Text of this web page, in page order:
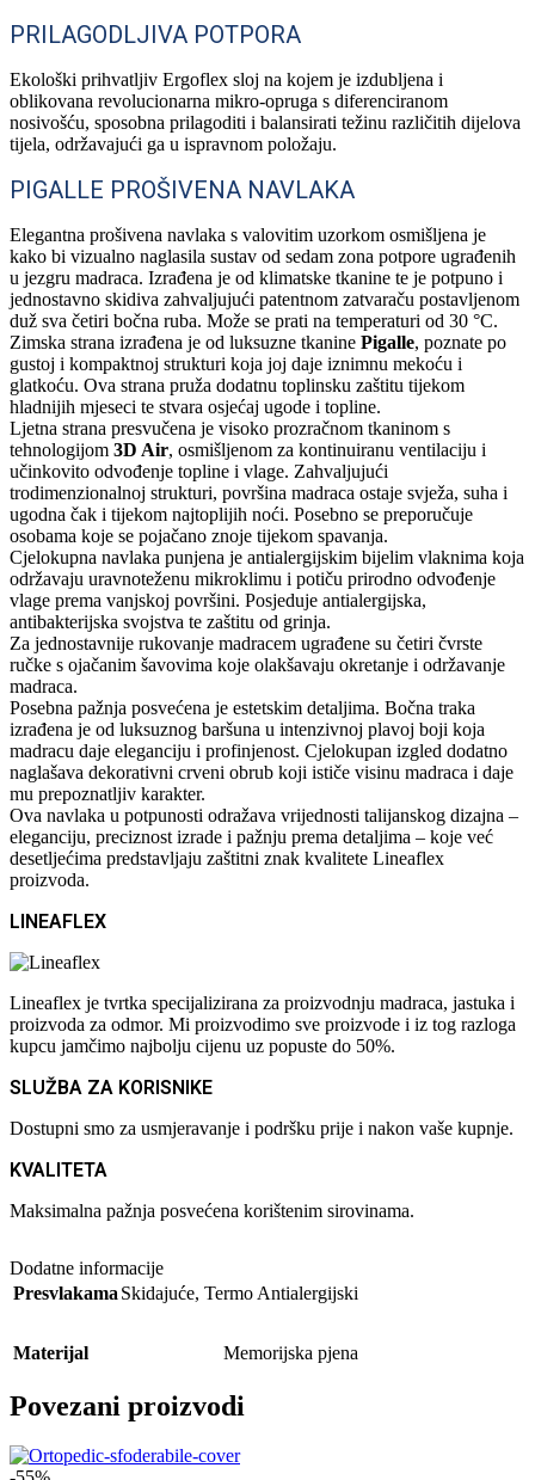
PRILAGODLJIVA POTPORA
Ekološki prihvatljiv Ergoflex sloj na kojem je izdubljena i
oblikovana revolucionarna mikro-opruga s diferenciranom
nosivošću, sposobna prilagoditi i balansirati težinu različitih dijelova
tijela, održavajući ga u ispravnom položaju.
PIGALLE PROŠIVENA NAVLAKA
Elegantna prošivena navlaka s valovitim uzorkom osmišljena je
kako bi vizualno naglasila sustav od sedam zona potpore ugrađenih
u jezgru madraca. Izrađena je od klimatske tkanine te je potpuno i
jednostavno skidiva zahvaljujući patentnom zatvaraču postavljenom
duž sva četiri bočna ruba. Može se prati na temperaturi od 30 °C.
Zimska strana izrađena je od luksuzne tkanine Pigalle, poznate po
gustoj i kompaktnoj strukturi koja joj daje iznimnu mekoću i
glatkoću. Ova strana pruža dodatnu toplinsku zaštitu tijekom
hladnijih mjeseci te stvara osjećaj ugode i topline.
Ljetna strana presvučena je visoko prozračnom tkaninom s
tehnologijom 3D Air, osmišljenom za kontinuiranu ventilaciju i
učinkovito odvođenje topline i vlage. Zahvaljujući
trodimenzionalnoj strukturi, površina madraca ostaje svježa, suha i
ugodna čak i tijekom najtoplijih noći. Posebno se preporučuje
osobama koje se pojačano znoje tijekom spavanja.
Cjelokupna navlaka punjena je antialergijskim bijelim vlaknima koja
održavaju uravnoteženu mikroklimu i potiču prirodno odvođenje
vlage prema vanjskoj površini. Posjeduje antialergijska,
antibakterijska svojstva te zaštitu od grinja.
Za jednostavnije rukovanje madracem ugrađene su četiri čvrste
ručke s ojačanim šavovima koje olakšavaju okretanje i održavanje
madraca.
Posebna pažnja posvećena je estetskim detaljima. Bočna traka
izrađena je od luksuznog baršuna u intenzivnoj plavoj boji koja
madracu daje eleganciju i profinjenost. Cjelokupan izgled dodatno
naglašava dekorativni crveni obrub koji ističe visinu madraca i daje
mu prepoznatljiv karakter.
Ova navlaka u potpunosti odražava vrijednosti talijanskog dizajna –
eleganciju, preciznost izrade i pažnju prema detaljima – koje već
desetljećima predstavljaju zaštitni znak kvalitete Lineaflex
proizvoda.
LINEAFLEX
Lineaflex je tvrtka specijalizirana za proizvodnju madraca, jastuka i
proizvoda za odmor. Mi proizvodimo sve proizvode i iz tog razloga
kupcu jamčimo najbolju cijenu uz popuste do 50%.
SLUŽBA ZA KORISNIKE
Dostupni smo za usmjeravanje i podršku prije i nakon vaše kupnje.
KVALITETA
Maksimalna pažnja posvećena korištenim sirovinama.
Dodatne informacije
Presvlakama Skidajuće, Termo Antialergijski
Materijal Memorijska pjena
Povezani proizvodi